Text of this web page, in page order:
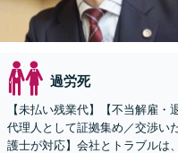
過労死
【未払い残業代】【不当解雇・
代理人として証拠集め／交渉い
護士が対応】会社とトラブルは